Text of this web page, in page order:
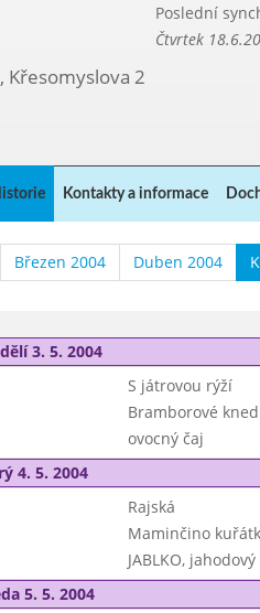
Poslední
Čtvrtek
Křesomyslova 2
Kontakty a informace
Březen 2004 Duben 2004
3. 5. 2004
S játrovou rýží
Bramborové
ovocný čaj
4. 5. 2004
Rajská
Maminčino
JABLKO,
5. 5. 2004